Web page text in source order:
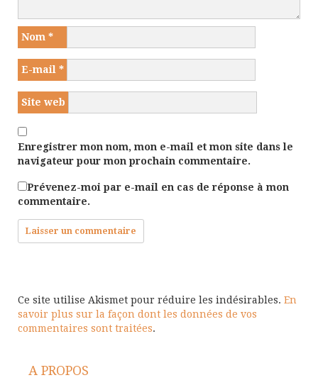
Nom *
E-mail *
Site web
Enregistrer mon nom, mon e-mail et mon site dans le
navigateur pour mon prochain commentaire.
Prévenez-moi par e-mail en cas de réponse à mon
commentaire.
Ce site utilise Akismet pour réduire les indésirables. En
savoir plus sur la façon dont les données de vos
commentaires sont traitées.
A PROPOS